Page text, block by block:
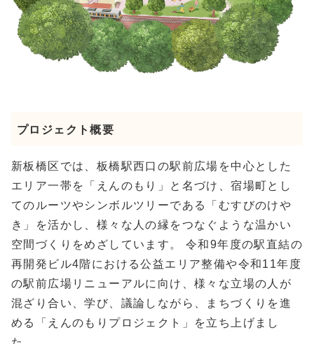
プロジェクト概要
新板橋区では、板橋駅西口の駅前広場を中心とした
エリア一帯を「えんのもり」と名づけ、宿場町とし
てのルーツやシンボルツリーである「むすびのけや
き」を活かし、様々な人の縁をつなぐような温かい
空間づくりをめざしています。 令和9年度の駅直結の
再開発ビル4階における公益エリア整備や令和11年度
の駅前広場リニューアルに向け、様々な立場の人が
混ざり合い、学び、議論しながら、まちづくりを進
める「えんのもりプロジェクト」を立ち上げまし